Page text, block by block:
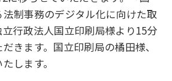
制事務のデジタル化に向けた取
行政法人国立印刷局様より15分
きます。国立印刷局の橘田様、
します。